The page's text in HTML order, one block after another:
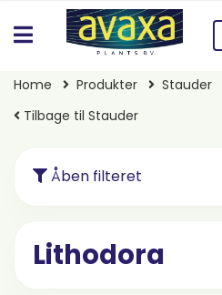
Home Produkter
Stauder
Tilbage til Stauder
Åben filteret
Lithodora